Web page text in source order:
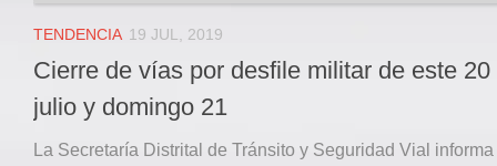
TENDENCIA 19 JUL, 2019
Cierre de vías por desfile militar de este 20
julio y domingo 21
La Secretaría Distrital de Tránsito y Seguridad Vial